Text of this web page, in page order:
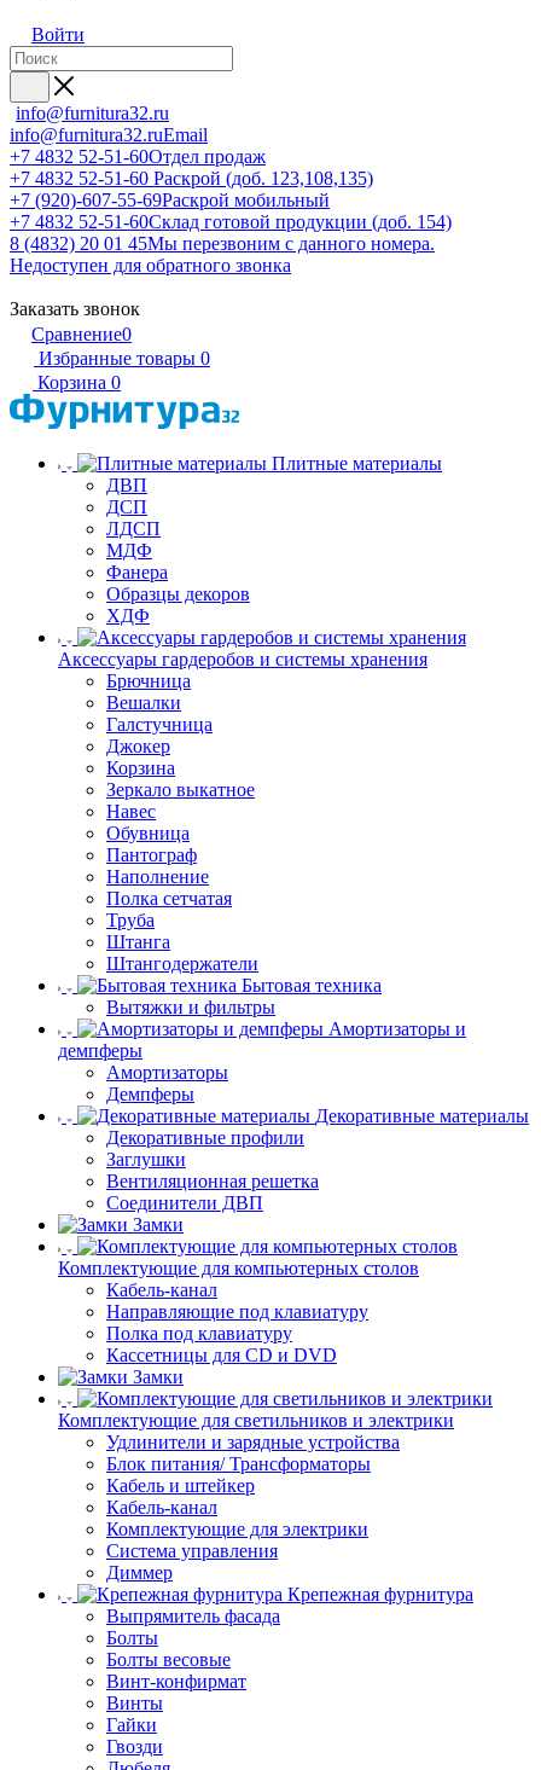
Войти
info@furnitura32.ru
info@furnitura32.ruEmail
+7 4832 52-51-60Отдел продаж
+7 4832 52-51-60 Раскрой (доб. 123,108,135)
+7 (920)-607-55-69Раскрой мобильный
+7 4832 52-51-60Склад готовой продукции (доб. 154)
8 (4832) 20 01 45Мы перезвоним с данного номера.
Недоступен для обратного звонка
Заказать звонок
Сравнение0
Избранные товары 0
Корзина 0
Плитные материалы
ДВП
ДСП
ЛДСП
МДФ
Фанера
Образцы декоров
ХДФ
Аксессуары гардеробов и системы хранения
Брючница
Вешалки
Галстучница
Джокер
Корзина
Зеркало выкатное
Навес
Обувница
Пантограф
Наполнение
Полка сетчатая
Труба
Штанга
Штангодержатели
Бытовая техника
Вытяжки и фильтры
Амортизаторы и
демпферы
Амортизаторы
Демпферы
Декоративные материалы
Декоративные профили
Заглушки
Вентиляционная решетка
Соединители ДВП
Замки
Комплектующие для компьютерных столов
Кабель-канал
Направляющие под клавиатуру
Полка под клавиатуру
Кассетницы для CD и DVD
Замки
Комплектующие для светильников и электрики
Удлинители и зарядные устройства
Блок питания/ Трансформаторы
Кабель и штейкер
Кабель-канал
Комплектующие для электрики
Система управления
Диммер
Крепежная фурнитура
Выпрямитель фасада
Болты
Болты весовые
Винт-конфирмат
Винты
Гайки
Гвозди